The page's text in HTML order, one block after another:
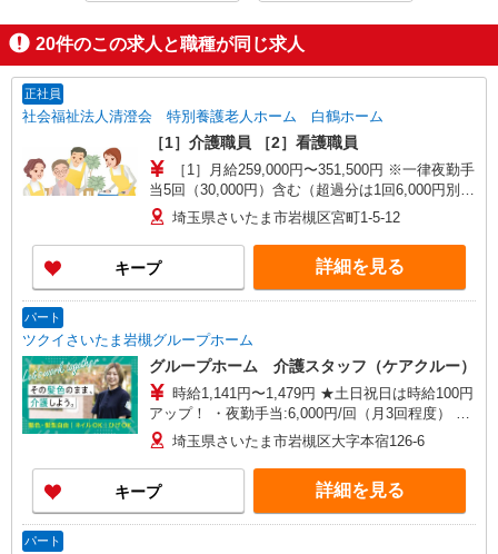
20件のこの求人と職種が同じ求人
正社員
社会福祉法人清澄会 特別養護老人ホーム 白鶴ホーム
［1］介護職員 ［2］看護職員
［1］月給259,000円〜351,500円 ※一律夜勤手
当5回（30,000円）含む（超過分は1回6,000円別途
支給） ※下記一律処遇支援手当含む ■10年以上介
護経験のある介護福祉士 月額74,500円 ■その他
の方 月額61,000円 ［2］月給267,250円〜
281,250円 ※一律処遇支援手当24,250円・職務手
当（オンコール）含む ※別途、資格手当等あり ※
埼玉県さいたま市岩槻区宮町1-5-12
キープ 詳細を見る
パート
ツクイさいたま岩槻グループホーム
グループホーム 介護スタッフ（ケアクルー）
時給1,141円〜1,479円 ★土日祝日は時給100円
アップ！ ・夜勤手当:6,000円/回（月3回程度） ※
給与幅は資格・経験等による
埼玉県さいたま市岩槻区大字本宿126-6
キープ 詳細を見る
パート